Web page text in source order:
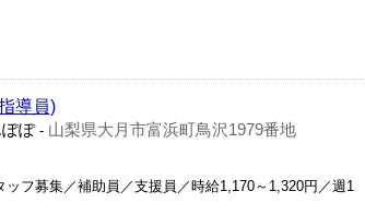
導員)
ぽ- 山梨県大月市富浜町鳥沢1979番地
ッフ募集／補助員／支援員／時給1,170～1,320円／週1